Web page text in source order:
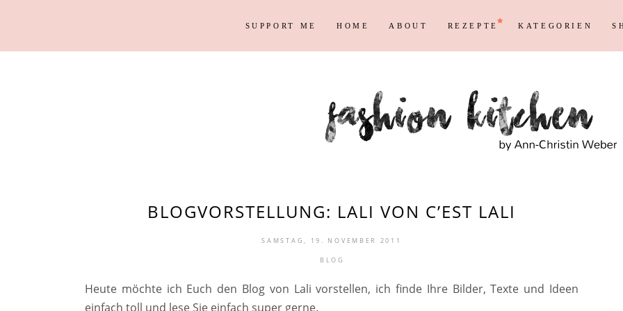
SUPPORT ME HOME ABOUT REZEPTE KATEGORIEN
Persönliches Blogging
Blog
Max
Reisen
Shopping
BLOGVORSTELLUNG: LALI VON C’EST LALI
SAMSTAG, 19. NOVEMBER 2011
BLOG
Heute möchte ich Euch den Blog von Lali vorstellen, ich finde Ihre Bilder, Texte und Ideen
einfach toll und lese Sie einfach super gerne.